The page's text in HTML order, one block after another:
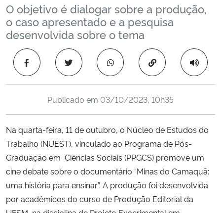
Ministério da Educação
Ministério da Saúde
Ministério de Minas e Energia
Ministério do Meio Ambiente
Ministério do Turismo
Ministério do Desenvolvimento Regional
O objetivo é dialogar sobre a produção,
o caso apresentado e a pesquisa
desenvolvida sobre o tema
Copiar para área
Publicado em 03/10/2023, 10h35
Na quarta-feira, 11 de outubro, o Núcleo de Estudos do
Trabalho (NUEST), vinculado ao Programa de Pós-
Graduação em Ciências Sociais (PPGCS) promove um
cine debate sobre o documentário “Minas do Camaquã:
uma história para ensinar”. A produção foi desenvolvida
por acadêmicos do curso de Produção Editorial da